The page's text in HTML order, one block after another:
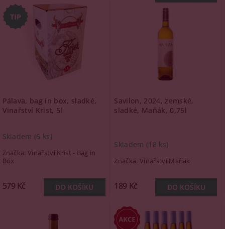
Pálava, bag in box, sladké,
Vinařství Krist, 5l
Skladem (6 ks)
Značka:Vinařství Krist - Bag in
Box
579 Kč
Savilon, 2024, zemské,
sladké, Maňák, 0,75l
Skladem (18 ks)
Značka: Vinařství Maňák
189 Kč